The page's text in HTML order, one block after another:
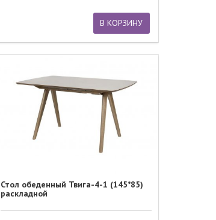
В КОРЗИНУ
Стол обеденный Твига-4-1 (145*85)
раскладной